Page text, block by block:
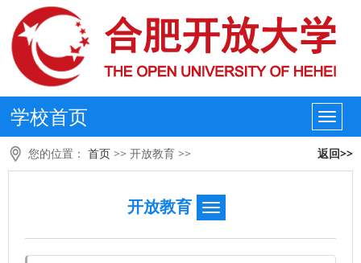
学校首页
您的位置： 首页 >> 开放教育 >> 返回>>
开放教育